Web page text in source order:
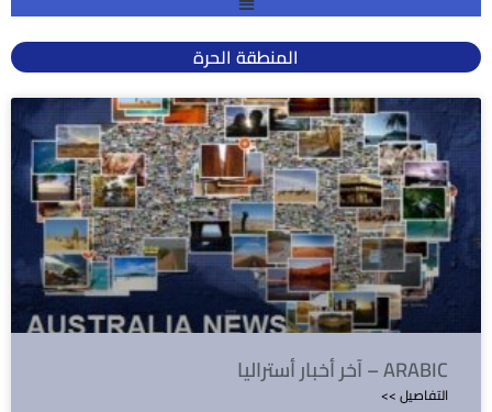
المنطقة الحرة
آخر أخبار أستراليا – ARABIC
<< التفاصيل